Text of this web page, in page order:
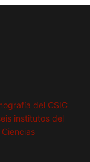
del CSIC
institutos del